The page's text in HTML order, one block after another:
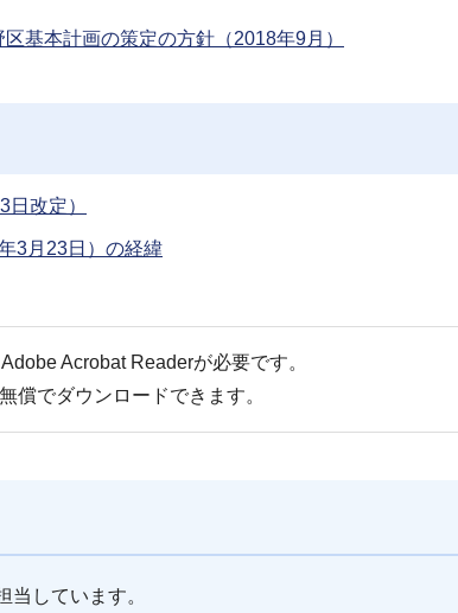
基本計画の策定の方針（2018年9月）
改定）
3月23日）の経緯
Acrobat Readerが必要です。
償でダウンロードできます。
当しています。